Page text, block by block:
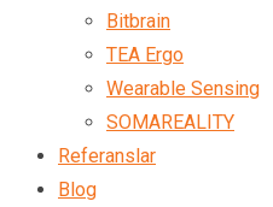
Bitbrain
TEA Ergo
Wearable Sensing
SOMAREALITY
Referanslar
Blog